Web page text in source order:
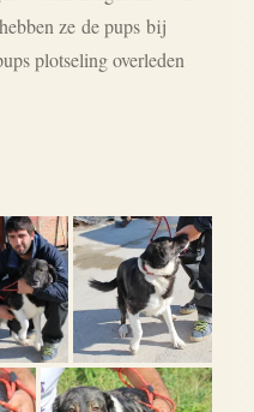
ze de pups bij
plotseling overleden